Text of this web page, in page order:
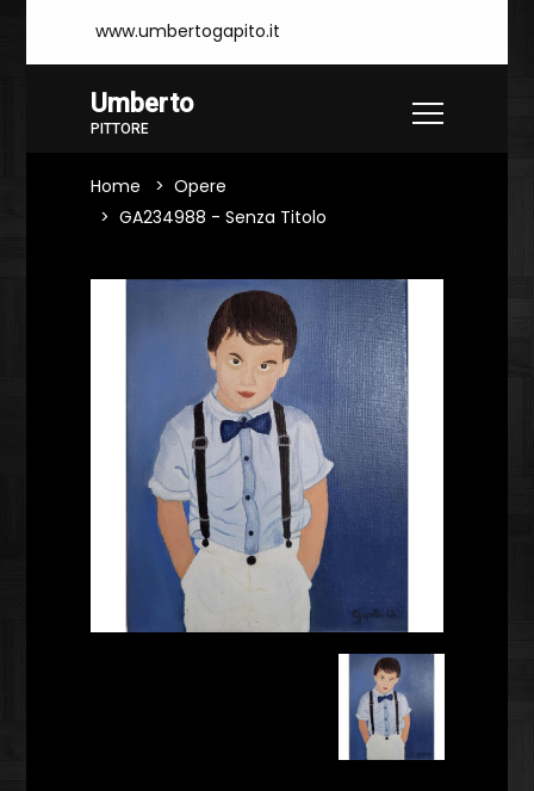
www.umbertogapito.it
Umberto
PITTORE
Home
Opere
GA234988 - Senza Titolo